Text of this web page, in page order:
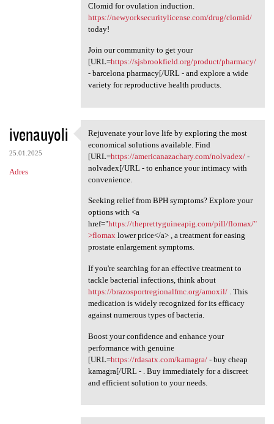
Clomid for ovulation induction.
https://newyorksecuritylicense.com/drug/clomid/
today!
Join our community to get your
[URL=https://sjsbrookfield.org/product/pharmacy/
- barcelona pharmacy[/URL - and explore a wide
variety for reproductive health products.
ivenauyoli
25.01.2025
Adres
Rejuvenate your love life by
Rejuvenate your love life by exploring the most
economical solutions available. Find
[URL=https://americanazachary.com/nolvadex/-
nolvadex[/URL - to enhance your intimacy with
convenience.
Seeking relief from BPH symptoms? Explore your
options with <a
href="https://theprettyguineapig.com/pill/flomax/"
>flomaxlower price</a> , a treatment for easing
prostate enlargement symptoms.
If you're searching for an effective treatment to
tackle bacterial infections, think about
https://brazosportregionalfmc.org/amoxil/. This
medication is widely recognized for its efficacy
against numerous types of bacteria.
Boost your confidence and enhance your
performance with genuine
[URL=https://rdasatx.com/kamagra/- buy cheap
kamagra[/URL - . Buy immediately for a discreet
and efficient solution to your needs.